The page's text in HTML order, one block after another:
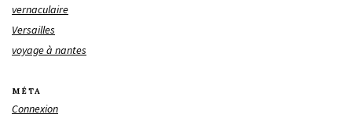
vernaculaire
Versailles
voyage à nantes
MÉTA
Connexion